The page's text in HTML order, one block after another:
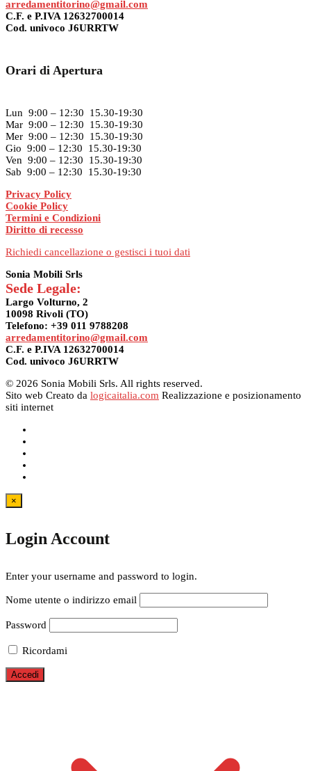
arredamentitorino@gmail.com
C.F. e P.IVA 12632700014
Cod. univoco J6URRTW
Orari di Apertura
Lun 9:00 – 12:30 15.30-19:30
Mar 9:00 – 12:30 15.30-19:30
Mer 9:00 – 12:30 15.30-19:30
Gio 9:00 – 12:30 15.30-19:30
Ven 9:00 – 12:30 15.30-19:30
Sab 9:00 – 12:30 15.30-19:30
Privacy Policy
Cookie Policy
Termini e Condizioni
Diritto di recesso
Richiedi cancellazione o gestisci i tuoi dati
Sonia Mobili Srls
Sede Legale:
Largo Volturno, 2
10098 Rivoli (TO)
Telefono: +39 011 9788208
arredamentitorino@gmail.com
C.F. e P.IVA 12632700014
Cod. univoco J6URRTW
© 2026 Sonia Mobili Srls. All rights reserved.
Sito web Creato da logicaitalia.com Realizzazione e posizionamento
siti internet
×
Login Account
Enter your username and password to login.
Nome utente o indirizzo email
Password
Ricordami